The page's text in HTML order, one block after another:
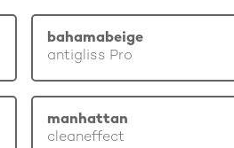
bahamabeige
antigliss Pro
manhattan
cleaneffect